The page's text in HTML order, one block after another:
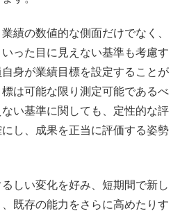
績の数値的な側面だけでなく、
った目に見えない基準も考慮す
身が業績目標を設定することが
は可能な限り測定可能であるべ
い基準に関しても、定性的な評
し、成果を正当に評価する姿勢
しい変化を好み、短期間で新し
既存の能力をさらに高めたりす